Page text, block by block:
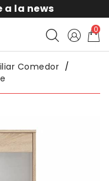
a la news
0
Comedor